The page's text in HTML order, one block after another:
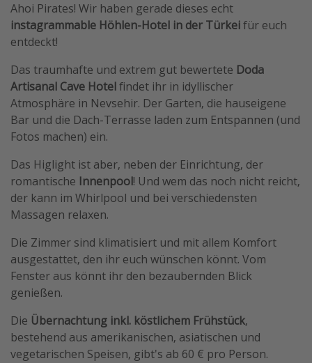
Bahnreisen in der Schweiz
Reisepassfreie Reiseziele
Travel Know How
Silvesterreisen
Last Minute Urlaub Mallorca
Last Minute Urlaub Deutschland
Ahoi Pirates! Wir haben gerade dieses echt
instagrammable Höhlen-Hotel in der Türkeifür euch
entdeckt!
Das traumhafte und extrem gut bewertete Doda
Artisanal Cave Hotelfindet ihr in idyllischer
Atmosphäre in Nevsehir. Der Garten, die hauseigene
Bar und die Dach-Terrasse laden zum Entspannen (und
Fotos machen) ein.
Das Higlight ist aber, neben der Einrichtung, der
romantische Innenpool! Und wem das noch nicht reicht,
der kann im Whirlpool und bei verschiedensten
Massagen relaxen.
Die Zimmer sind klimatisiert und mit allem Komfort
ausgestattet, den ihr euch wünschen könnt. Vom
Fenster aus könnt ihr den bezaubernden Blick
genießen.
Die Übernachtung inkl. köstlichem Frühstück,
bestehend aus amerikanischen, asiatischen und
vegetarischen Speisen, gibt's ab 60 € pro Person.